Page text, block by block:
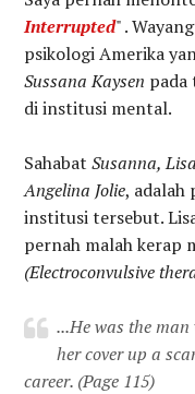
Interrupted" .
psikologi Amerika
Sussana Kaysen pada
di institusi mental.
SahabatSusanna,
Angelina Jolie, adalah
institusi tersebut.
pernah malah kerap
(Electroconvulsive
...He was the
her cover up a
career. (Page 115)